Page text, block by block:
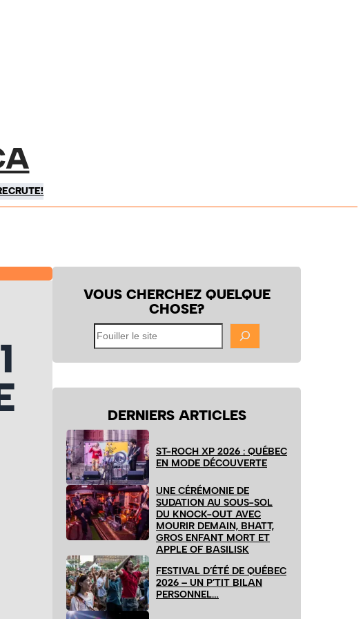
VOUS CHERCHEZ QUELQUE
CHOSE?
Fouiller
le
site
DERNIERS ARTICLES
ST-ROCH XP 2026 : QUÉBEC
EN MODE DÉCOUVERTE
UNE CÉRÉMONIE DE
SUDATION AU SOUS-SOL
DU KNOCK-OUT AVEC
MOURIR DEMAIN, BHATT,
GROS ENFANT MORT ET
APPLE OF BASILISK
FESTIVAL D’ÉTÉ DE QUÉBEC
2026 – UN P’TIT BILAN
PERSONNEL…